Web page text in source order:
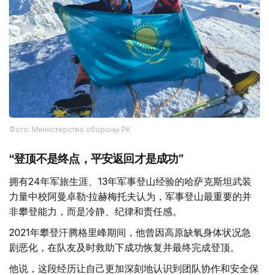
Фото: Министерство обороны РК
“登顶不是终点，平安返回才是成功”
拥有24年军旅生涯、13年军事登山经验的哈萨克斯坦武装
力量中校阿曼卓勒·拉赫梅托夫认为，军事登山最重要的并
非攀登能力，而是冷静、纪律和责任感。
2021年攀登汗腾格里峰期间，他曾因高原缺氧身体状况急
剧恶化，在队友及时救助下成功恢复并最终完成登顶。
他说，这段经历让自己更加深刻地认识到团队协作和安全保